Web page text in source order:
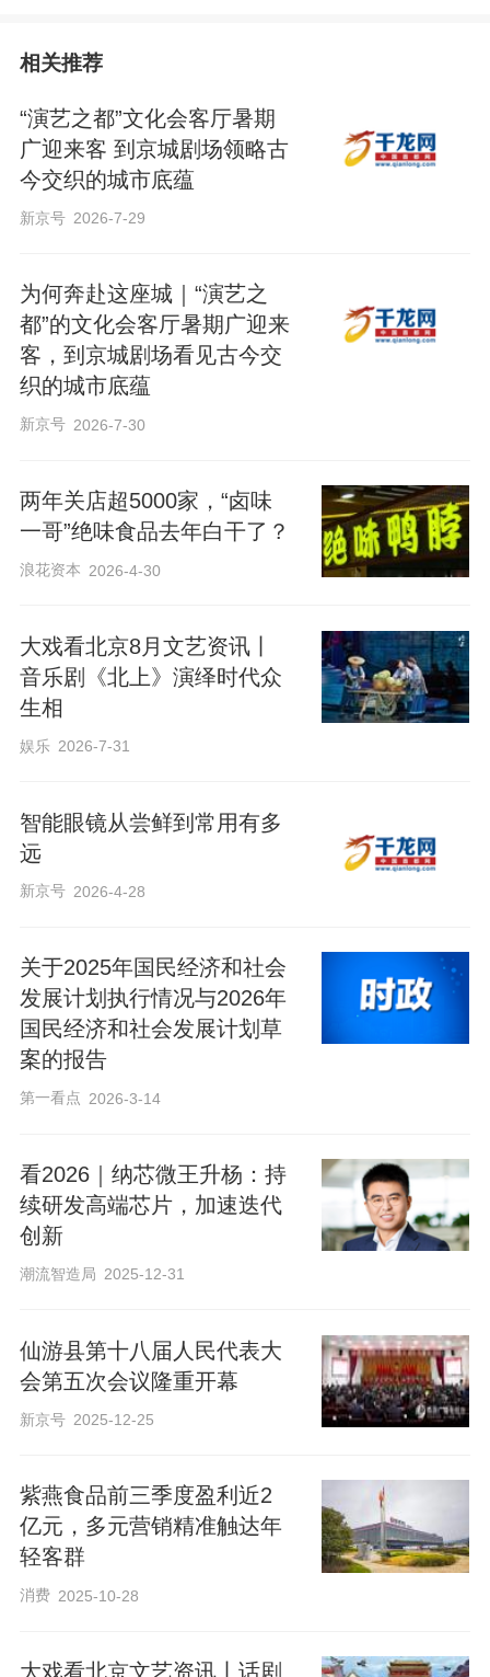
相关推荐
“演艺之都”文化会客厅暑期
广迎来客 到京城剧场领略古
今交织的城市底蕴
新京号 2026-7-29
为何奔赴这座城｜“演艺之
都”的文化会客厅暑期广迎来
客，到京城剧场看见古今交
织的城市底蕴
新京号 2026-7-30
两年关店超5000家，“卤味
一哥”绝味食品去年白干了？
浪花资本 2026-4-30
大戏看北京8月文艺资讯丨
音乐剧《北上》演绎时代众
生相
娱乐 2026-7-31
智能眼镜从尝鲜到常用有多
远
新京号 2026-4-28
关于2025年国民经济和社会
发展计划执行情况与2026年
国民经济和社会发展计划草
案的报告
第一看点 2026-3-14
看2026｜纳芯微王升杨：持
续研发高端芯片，加速迭代
创新
潮流智造局 2025-12-31
仙游县第十八届人民代表大
会第五次会议隆重开幕
新京号 2025-12-25
紫燕食品前三季度盈利近2
亿元，多元营销精准触达年
轻客群
消费 2025-10-28
大戏看北京文艺资讯丨话剧